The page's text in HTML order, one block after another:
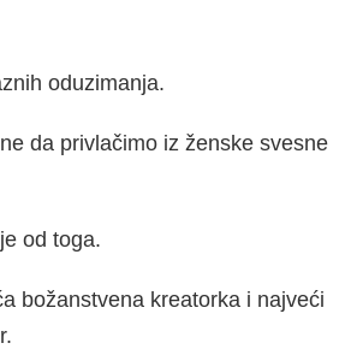
oduzimanja.
da privlačimo iz ženske svesne
od toga.
božanstvena kreatorka i najveći